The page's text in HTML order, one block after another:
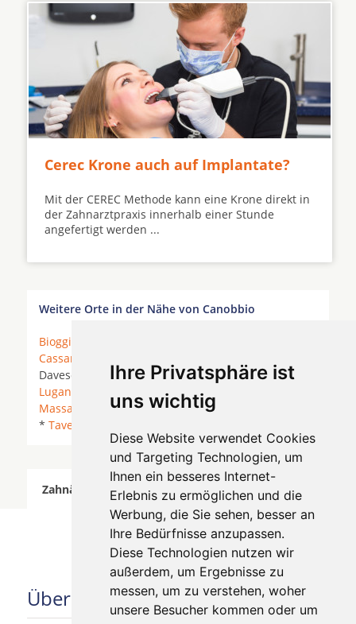
Ihre Privatsphäre ist
uns wichtig
Diese Website verwendet Cookies
und Targeting Technologien, um
Ihnen ein besseres Internet-
Erlebnis zu ermöglichen und die
Werbung, die Sie sehen, besser an
Ihre Bedürfnisse anzupassen.
Diese Technologien nutzen wir
außerdem, um Ergebnisse zu
messen, um zu verstehen, woher
unsere Besucher kommen oder um
Cerec Krone auch auf Implantate?
Mit der CEREC Methode kann eine Krone direkt in
der Zahnarztpraxis innerhalb einer Stunde
angefertigt werden ...
Weitere Orte in der Nähe von Canobbio
Bioggio
Cassarate
Davesco-Soragno *Gentilino*Lamone*Lugano
Lugano-Paradiso
Lugano-Pregassona
Massagno
* Origlio * Porza *Pregassona
* Taverne
Zahnärzte für Zahnimplantete in Canobbio wurde
am 06 August 2026 aktualisiert.
Über uns